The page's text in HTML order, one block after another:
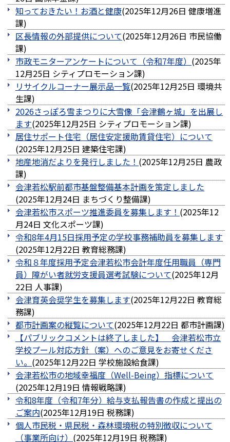
知っておきたい！お酒と健康(2025年12月26日 健康増進
課)
区長情報の外部提供について(2025年12月26日 市民協働
課)
市政モニターアンケートについて（令和7年度） (2025年
12月25日 シティプロモーション課)
リサイクルコーナー展示品一覧(2025年12月25日 環境共
生課)
2026さっぽろ雪まつりに大雪像「会津鶴ヶ城」を出展し
ます(2025年12月25日 シティプロモーション課)
居住サポート住宅（居住安定援助賃貸住宅）について
(2025年12月25日 建築住宅課)
地産地消だよりを発行しました！ (2025年12月25日 農政
課)
会津若松駅前都市基盤整備基本計画を策定しました
(2025年12月24日 まちづくり整備課)
会津若松市スポーツ推進委員を募集します！ (2025年12
月24日 文化スポーツ課)
令和8年4月15日採用予定の学校事務補助員を募集します
(2025年12月22日 教育総務課)
令和８年度採用予定会津若松市会計年度任用職員（専門
員）障がい者就労支援員選考試験について(2025年12月
22日 人事課)
会津育英会奨学生を募集します(2025年12月22日 教育総
務課)
都市計画案の縦覧について(2025年12月22日 都市計画課)
【パブリックコメントは終了しました】 会津若松市立
学校プール対応方針（案）へのご意見をお寄せくださ
い。 (2025年12月22日 学校施設給食課)
会津若松市の地域幸福度（Well-Being）指標について
(2025年12月19日 情報戦略課)
令和8年度（令和7年分）給与支払報告書の作成と提出の
ご案内(2025年12月19日 税務課)
個人市民税・県民税・森林環境税の特別徴収について
（事業所向け） (2025年12月19日 税務課)